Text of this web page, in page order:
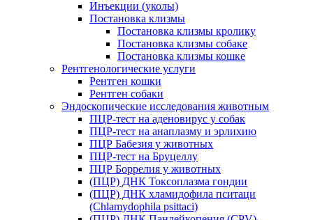
Инъекции (уколы)
Постановка клизмы
Постановка клизмы кролику
Постановка клизмы собаке
Постановка клизмы кошке
Рентгенологические услуги
Рентген кошки
Рентген собаки
Эндоскопические исследования животным
ПЦР-тест на аденовирус у собак
ПЦР-тест на анаплазму и эрлихию
ПЦР Бабезия у животных
ПЦР-тест на Бруцеллу
ПЦР Боррелия у животных
(ПЦР) ДНК Токсоплазма гондии
(ПЦР) ДНК хламидофила пситаци
(Chlamydophila psittaci)